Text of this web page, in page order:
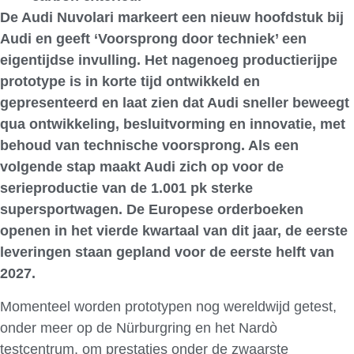
De Audi Nuvolari markeert een nieuw hoofdstuk bij
Audi en geeft ‘Voorsprong door techniek’ een
eigentijdse invulling. Het nagenoeg productierijpe
prototype is in korte tijd ontwikkeld en
gepresenteerd en laat zien dat Audi sneller beweegt
qua ontwikkeling, besluitvorming en innovatie, met
behoud van technische voorsprong. Als een
volgende stap maakt Audi zich op voor de
serieproductie van de 1.001 pk sterke
supersportwagen. De Europese orderboeken
openen in het vierde kwartaal van dit jaar, de eerste
leveringen staan gepland voor de eerste helft van
2027.
Momenteel worden prototypen nog wereldwijd getest,
onder meer op de Nürburgring en het Nardò
testcentrum, om prestaties onder de zwaarste